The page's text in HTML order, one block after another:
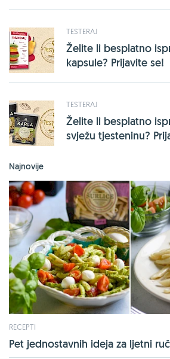
TESTERAJ
Želite li besplatno
kapsule? Prijavite se!
TESTERAJ
Želite li besplatno
svježu tjesteninu?
Najnovije
RECEPTI
Pet jednostavnih ideja za ljetni